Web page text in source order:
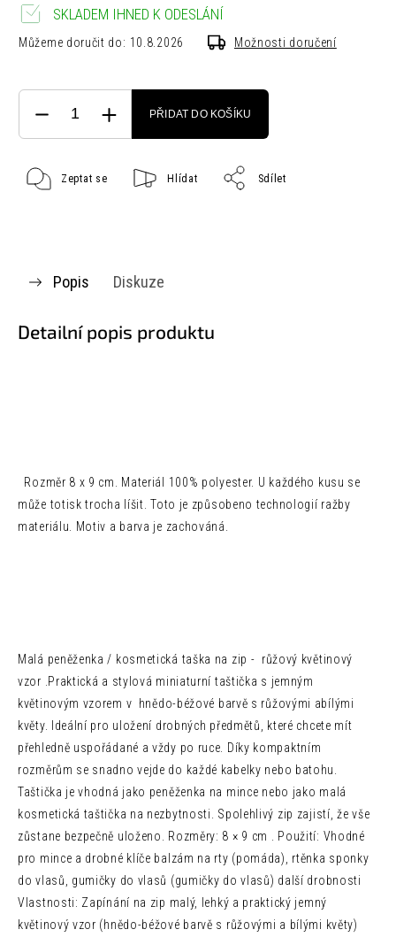
SKLADEM IHNED K ODESLÁNÍ
Můžeme doručit do: 10.8.2026 Možnosti doručení
PŘIDAT DO KOŠÍKU
Zeptat se Hlídat Sdílet
Popis Diskuze
Detailní popis produktu
Rozměr 8 x 9 cm. Materiál 100% polyester. U každého kusu se
může totisk trocha líšit. Toto je způsobeno technologií ražby
materiálu. Motiv a barva je zachováná.
Malá peněženka / kosmetická taška na zip - růžový květinový
vzor .Praktická a stylová miniaturní taštička s jemným
květinovým vzorem v hnědo-béžové barvě s růžovými abílými
květy. Ideální pro uložení drobných předmětů, které chcete mít
přehledně uspořádané a vždy po ruce. Díky kompaktním
rozměrům se snadno vejde do každé kabelky nebo batohu.
Taštička je vhodná jako peněženka na mince nebo jako malá
kosmetická taštička na nezbytnosti. Spolehlivý zip zajistí, že vše
zůstane bezpečně uloženo. Rozměry: 8 × 9 cm . Použití: Vhodné
pro mince a drobné klíče balzám na rty (pomáda), rtěnka sponky
do vlasů, gumičky do vlasů (gumičky do vlasů) další drobnosti
Vlastnosti: Zapínání na zip malý, lehký a praktický jemný
květinový vzor (hnědo-béžové barvě s růžovými a bílými květy)